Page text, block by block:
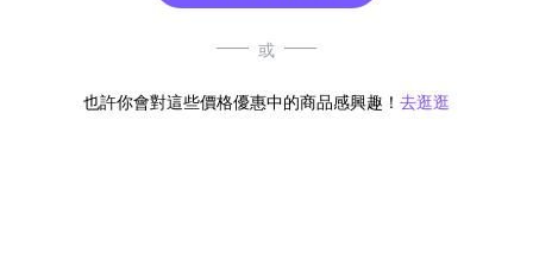
或
也許你會對這些價格優惠中的商品感興趣！ 去逛逛